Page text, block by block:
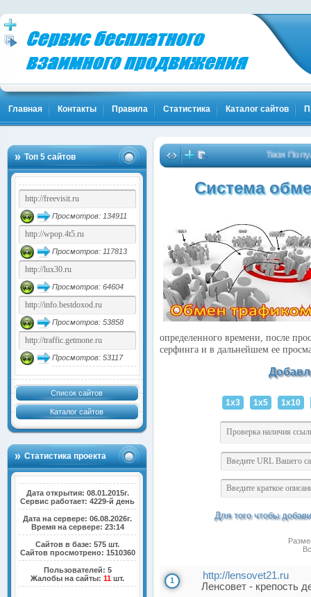
Главная Контакты Правила Статистика Каталог сайтов
Топ 5 сайтов
Просмотров: 134911
Просмотров: 117813
Просмотров: 64604
Просмотров: 53858
Просмотров: 53117
Список сайтов
Каталог сайтов
Статистика проекта
Дата открытия: 08.01.2015г.
Сервис работает: 4229-й день
Дата на сервере: 06.08.2026г.
Время на сервере: 23:14
Сайтов в базе: 575 шт.
Сайтов просмотрено: 1510360
Пользователей: 5
Жалобы на сайты:11 шт.
Твоя
Система
определенного времени, после
серфинга и в дальнейшем ее
1x3 1x5 1x10
Для того чтобы
1
http://lensovet21.ru
Ленсовет - крепость